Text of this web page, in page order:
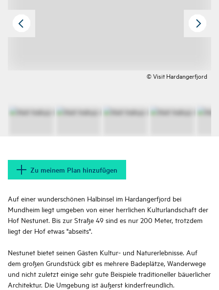
© Visit Hardangerfjord
Zu meinem Plan hinzufügen
Auf einer wunderschönen Halbinsel im Hardangerfjord bei
Mundheim liegt umgeben von einer herrlichen Kulturlandschaft der
Hof Nestunet. Bis zur Straße 49 sind es nur 200 Meter, trotzdem
liegt der Hof etwas "abseits".
Nestunet bietet seinen Gästen Kultur- und Naturerlebnisse. Auf
dem großen Grundstück gibt es mehrere Badeplätze, Wanderwege
und nicht zuletzt einige sehr gute Beispiele traditioneller bäuerlicher
Architektur. Die Umgebung ist äußerst kinderfreundlich.